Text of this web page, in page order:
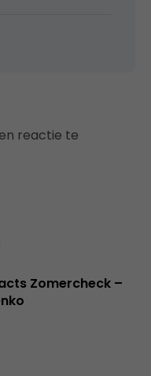
reactie te
Zomercheck –